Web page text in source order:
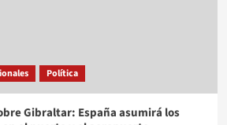
Política
Gibraltar: España asumirá los